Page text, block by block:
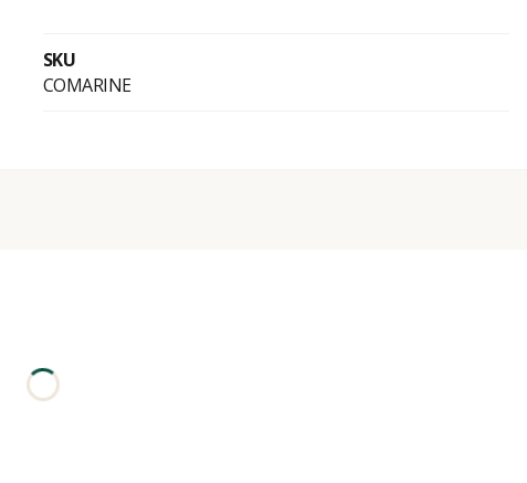
SKU
COMARINE